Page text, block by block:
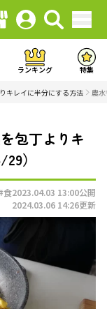
ランキング 特集
キレイに半分にする方法 農
包丁よりキ
）
食2023.04.03 13:00公開
2024.03.06 14:26更新